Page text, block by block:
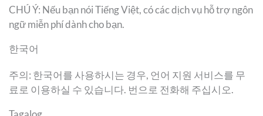
CHÚ Ý: Nếu bạn nói Tiếng Việt, có các dịch vụ hỗ trợ ngôn
ngữ miễn phí dành cho bạn.
한국어
주의: 한국어를 사용하시는 경우, 언어 지원 서비스를 무
료로 이용하실 수 있습니다. 번으로 전화해 주십시오.